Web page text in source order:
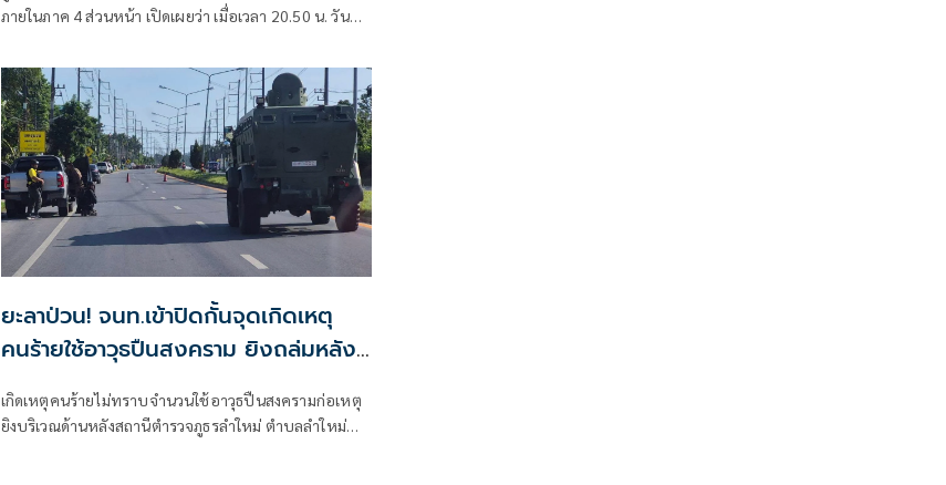
ภายในภาค 4 ส่วนหน้า เปิดเผยว่า เมื่อเวลา 20.50 น. วันที่
ลอบยิงนายรียะ อาแว อดีตผู้ช่วยผู้ใหญ่บ้านหมู่ที่ 5
ยะลาป่วน! จนท.เข้าปิดกั้นจุดเกิดเหตุ
คนร้ายใช้อาวุธปืนสงคราม ยิงถล่มหลัง
เกิดเหตุคนร้ายไม่ทราบจำนวนใช้อาวุธปืนสงครามก่อเหตุ
ยิงบริเวณด้านหลังสถานีตำรวจภูธรลำใหม่ ตำบลลำใหม่